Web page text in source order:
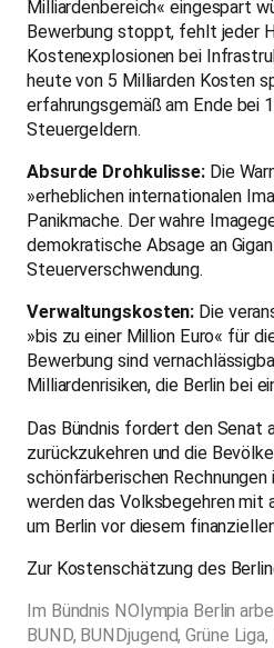
Milliardenbereich« eingespart
Bewerbung stoppt, fehlt jeder
Kostenexplosionen bei
heute von 5 Milliarden Kosten
erfahrungsgemäß am Ende bei
Steuergeldern.
Absurde Drohkulisse: Die
»erheblichen internationalen
Panikmache. Der wahre
demokratische Absage an
Steuerverschwendung.
Verwaltungskosten: Die
»bis zu einer Million Euro« für
Bewerbung sind
Milliardenrisiken, die Berlin bei
Das Bündnis fordert den Senat
zurückzukehren und die
schönfärberischen Rechnungen
werden das Volksbegehren mit
um Berlin vor diesem
Zur Kostenschätzung des
Im Bündnis NOlympia Berlin
BUND, BUNDjugend, Grüne